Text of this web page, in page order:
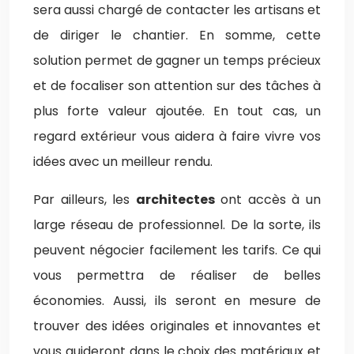
sera aussi chargé de contacter les artisans et
de diriger le chantier. En somme, cette
solution permet de gagner un temps précieux
et de focaliser son attention sur des tâches à
plus forte valeur ajoutée. En tout cas, un
regard extérieur vous aidera à faire vivre vos
idées avec un meilleur rendu.
Par ailleurs, les architectesont accès à un
large réseau de professionnel. De la sorte, ils
peuvent négocier facilement les tarifs. Ce qui
vous permettra de réaliser de belles
économies. Aussi, ils seront en mesure de
trouver des idées originales et innovantes et